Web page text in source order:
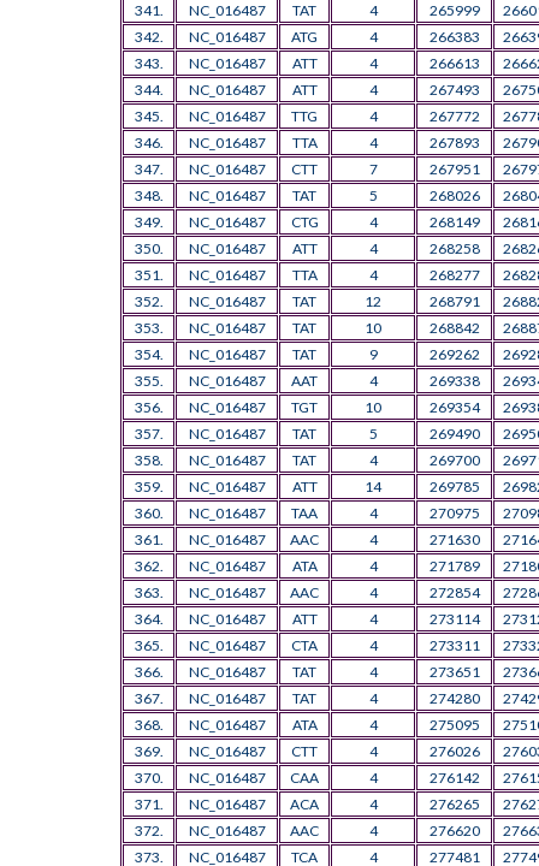
341.
NC_016487 TAT 4 265999
342.
NC_016487 ATG 4 266383
343.
NC_016487 ATT 4 266613
344.
NC_016487 ATT 4 267493
345.
NC_016487 TTG 4 267772
346.
NC_016487 TTA 4 267893
347.
NC_016487 CTT 7 267951
348.
NC_016487 TAT 5 268026
349.
NC_016487 CTG 4 268149
350.
NC_016487 ATT 4 268258
351.
NC_016487 TTA 4 268277
352.
NC_016487 TAT 12 268791
353.
NC_016487 TAT 10 268842
354.
NC_016487 TAT 9 269262
355.
NC_016487 AAT 4 269338
356.
NC_016487 TGT 10 269354
357.
NC_016487 TAT 5 269490
358.
NC_016487 TAT 4 269700
359.
NC_016487 ATT 14 269785
360.
NC_016487 TAA 4 270975
361.
NC_016487 AAC 4 271630
362.
NC_016487 ATA 4 271789
363.
NC_016487 AAC 4 272854
364.
NC_016487 ATT 4 273114
365.
NC_016487 CTA 4 273311
366.
NC_016487 TAT 4 273651
367.
NC_016487 TAT 4 274280
368.
NC_016487 ATA 4 275095
369.
NC_016487 CTT 4 276026
370.
NC_016487 CAA 4 276142
371.
NC_016487 ACA 4 276265
372.
NC_016487 AAC 4 276620
373.
NC_016487 TCA 4 277481